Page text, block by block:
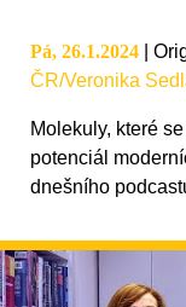
Pá, 26.1.2024
ČR/Veronika
Molekuly, které
potenciál
dnešního